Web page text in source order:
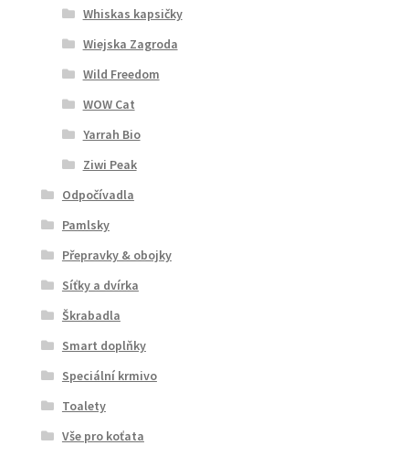
Whiskas kapsičky
Wiejska Zagroda
Wild Freedom
WOW Cat
Yarrah Bio
Ziwi Peak
Odpočívadla
Pamlsky
Přepravky & obojky
Síťky a dvírka
Škrabadla
Smart doplňky
Speciální krmivo
Toalety
Vše pro koťata